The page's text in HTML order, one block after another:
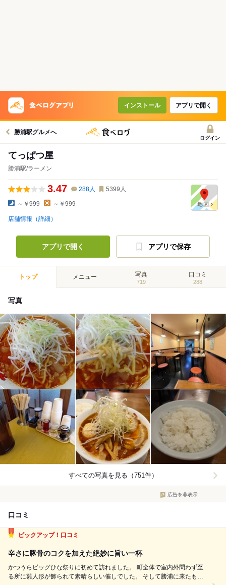
インストール アプリで開く
勝浦駅グルメへ
ログイン
てっぱつ屋
勝浦駅/ラーメン
3.47 288人 5399 人
～￥999 ～￥999
店舗情報（詳細）
アプリで開く アプリで保存
トップ メニュー 写真
719
口コミ
288
写真
すべての写真を見る（751件）
広告を非表示
口コミ
ピックアップ！口コミ
辛さに豚骨のコクを加えた絶妙に旨い一杯
かつうらビッグひな祭りに初めて訪れました。 町全体で室内外問わず至
る所に雛人形が飾られて素晴らしい催しでした。 そして勝浦に来たもう